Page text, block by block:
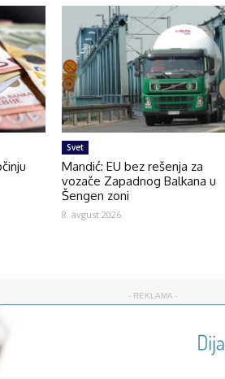
Svet
Mandić: EU bez rešenja za
vozače Zapadnog Balkana u
Šengen zoni
8. avgust 2026.
- REKLAMA -